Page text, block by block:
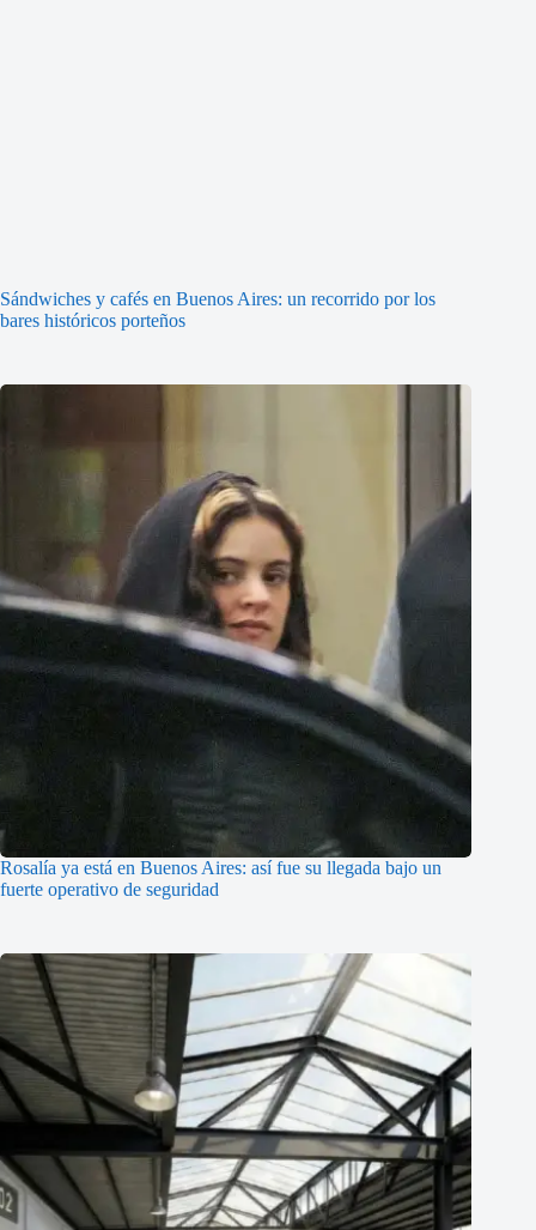
Sándwiches y cafés en Buenos Aires: un recorrido por los
bares históricos porteños
Rosalía ya está en Buenos Aires: así fue su llegada bajo un
fuerte operativo de seguridad